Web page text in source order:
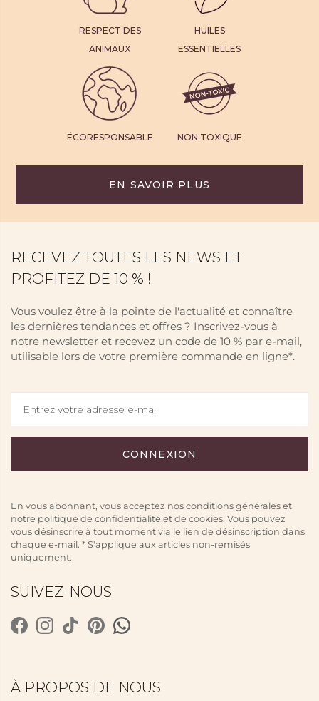
RESPECT DES
ANIMAUX
HUILES
ESSENTIELLES
ÉCORESPONSABLE NON TOXIQUE
EN SAVOIR PLUS
RECEVEZ TOUTES LES NEWS ET
PROFITEZ DE 10 % !
Vous voulez être à la pointe de l'actualité et connaître
les dernières tendances et offres ? Inscrivez-vous à
notre newsletter et recevez un code de 10 % par e-mail,
utilisable lors de votre première commande en ligne*.
En vous abonnant, vous acceptez nos conditions générales et
notre politique de confidentialité et de cookies. Vous pouvez
vous désinscrire à tout moment via le lien de désinscription dans
chaque e-mail. * S'applique aux articles non-remisés
uniquement.
SUIVEZ-NOUS
À PROPOS DE NOUS